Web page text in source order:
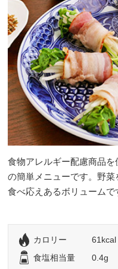
食物アレルギー配慮商品
の簡単メニューです。野
食べ応えあるボリュームで
カロリー
61kcal
食塩相当量
0.4g